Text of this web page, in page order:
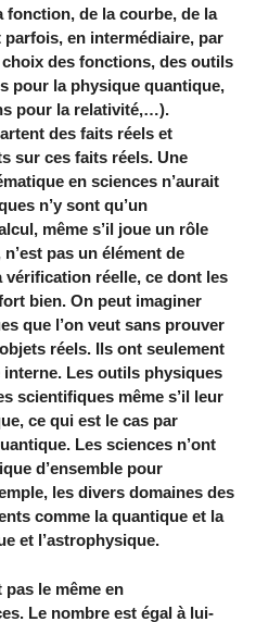
de la courbe, de la
en intermédiaire, par
des fonctions, des outils
pour la physique quantique,
pour la relativité,…).
des faits réels et
sur ces faits réels. Une
en sciences n’aurait
n’y sont qu’un
même s’il joue un rôle
pas un élément de
vérification réelle, ce dont les
bien. On peut imaginer
que l’on veut sans prouver
réels. Ils ont seulement
Les outils physiques
scientifiques même s’il leur
ce qui est le cas par
Les sciences n’ont
d’ensemble pour
les divers domaines des
comme la quantique et la
et l’astrophysique.
pas le même en
Le nombre est égal à lui-